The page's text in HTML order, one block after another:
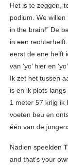
Het is te zeggen,
podium. We
in the brain!” De
in een
eerst de ene helft
van ‘yo’ hier en
Ik zet het tussen
is en ik plots
1 meter 57 krijg ik
voeten beu en
één van de
Nadien speelden
and that’s your